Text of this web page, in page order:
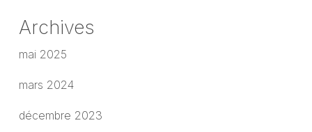
Archives
mai 2025
mars 2024
décembre 2023